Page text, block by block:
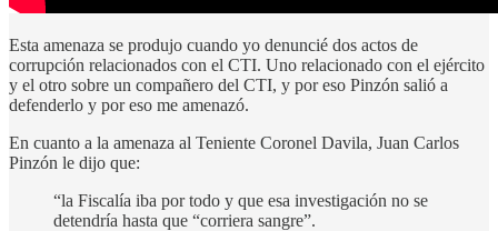
Esta amenaza se produjo cuando yo denuncié dos actos de
corrupción relacionados con el CTI. Uno relacionado con el ejército
y el otro sobre un compañero del CTI, y por eso Pinzón salió a
defenderlo y por eso me amenazó.
En cuanto a la amenaza al Teniente Coronel Davila, Juan Carlos
Pinzón le dijo que:
“la Fiscalía iba por todo y que esa investigación no se
detendría hasta que “corriera sangre”.